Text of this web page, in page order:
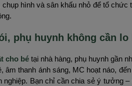
hình và sân khấu nhỏ để tổ chức
phụ huynh không cần lo
cho bé tại nhà hàng, phụ huynh gần
âm thanh ánh sáng, MC hoạt náo,
nghiệp. Bạn chỉ cần chia sẻ ý tưởng